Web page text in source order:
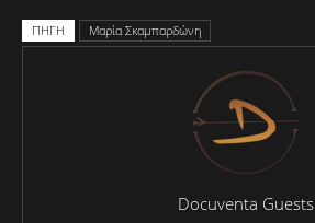
ΠΗΓΗ Μαρία Σκαμπαρδώνη
Docuventa Guests